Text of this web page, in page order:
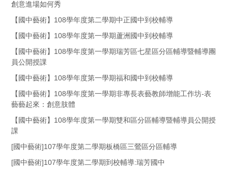
創意進場如何秀
【國中藝術】108學年度第二學期中正國中到校輔導
【國中藝術】108學年度第一學期蘆洲國中到校輔導
【國中藝術】108學年度第一學期瑞芳區七星區分區輔導暨輔導團
員公開授課
【國中藝術】108學年度第一學期福和國中到校輔導
【國中藝術】108學年度第一學期非專長表藝教師增能工作坊-表
藝藝起來：創意肢體
【國中藝術】108學年度第一學期雙和區分區輔導暨輔導員公開授
課
[國中藝術]107學年度第二學期板橋區三鶯區分區輔導
[國中藝術]107學年度第二學期到校輔導:瑞芳國中